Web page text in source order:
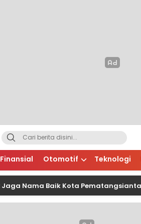
Finansial Otomotif Teknologi
Baik Kota Pematangsiantar